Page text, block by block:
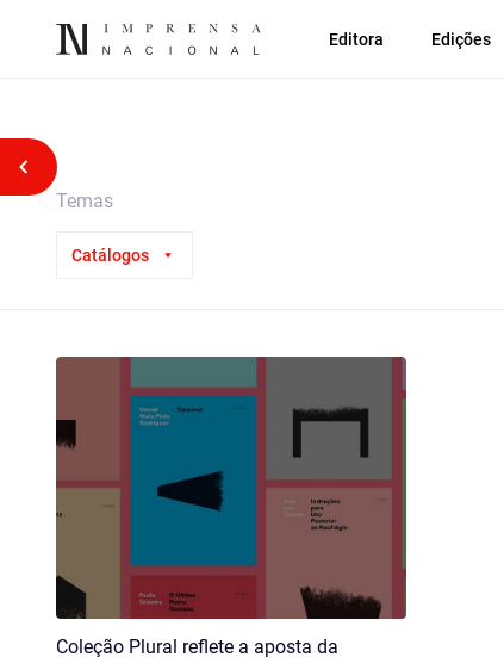
Editora Edições
Voltar atrás
Temas
Catálogos
Coleção Plural reflete a aposta da